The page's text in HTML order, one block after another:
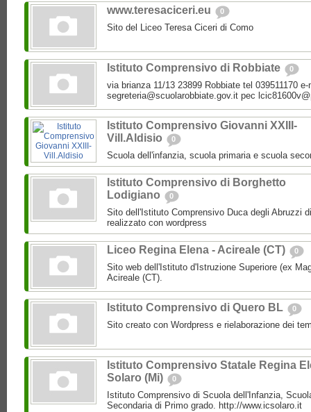
www.teresaciceri.eu 0
Sito del Liceo Teresa Ciceri di Como
Istituto Comprensivo di Robbiate 0
via brianza 11/13 23899 Robbiate tel 039511170 e-
segreteria@scuolarobbiate.gov.it pec
Istituto Comprensivo Giovanni XXIII-
Vill.Aldisio
0
Scuola dell'infanzia, scuola primaria e scuola
Istituto Comprensivo di Borghetto
Lodigiano
0
Sito dell'Istituto Comprensivo Duca degli Abruzzi
realizzato con wordpress
Liceo Regina Elena - Acireale (CT) 0
Sito web dell'Istituto d'Istruzione Superiore (ex
Acireale (CT).
Istituto Comprensivo di Quero BL 0
Sito creato con Wordpress e rielaborazione dei
Istituto Comprensivo Statale Regina
Solaro (Mi)
0
Istituto Comprensivo di Scuola dell'Infanzia,
Secondaria di Primo grado. http://www.icsolaro.it